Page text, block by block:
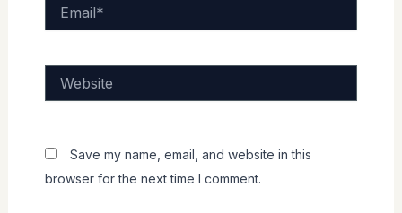
Save my name, email, and website in this
browser for the next time I comment.